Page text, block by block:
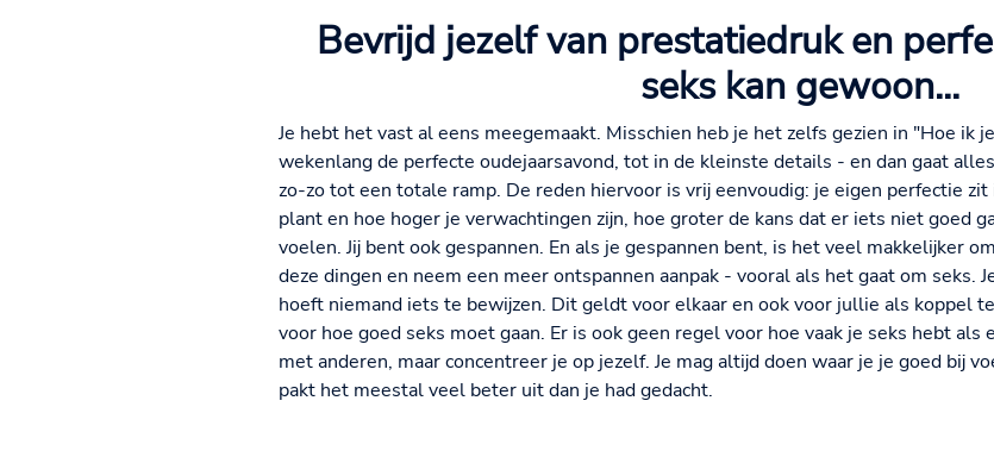
Bevrijd jezelf van prestatiedruk en
seks kan gewoon...
Je hebt het vast al eens meegemaakt. Misschien heb je het zelfs gezien in "Hoe ik
wekenlang de perfecte oudejaarsavond, tot in de kleinste details - en dan gaat
zo-zo tot een totale ramp. De reden hiervoor is vrij eenvoudig: je eigen perfectie
plant en hoe hoger je verwachtingen zijn, hoe groter de kans dat er iets niet goed
voelen. Jij bent ook gespannen. En als je gespannen bent, is het veel makkelijker
deze dingen en neem een meer ontspannen aanpak - vooral als het gaat om seks.
hoeft niemand iets te bewijzen. Dit geldt voor elkaar en ook voor jullie als koppel
voor hoe goed seks moet gaan. Er is ook geen regel voor hoe vaak je seks hebt
met anderen, maar concentreer je op jezelf. Je mag altijd doen waar je je goed bij
pakt het meestal veel beter uit dan je had gedacht.